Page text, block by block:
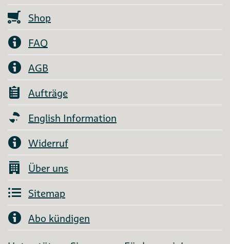
Shop
FAQ
AGB
Aufträge
English Information
Widerruf
Über uns
Sitemap
Abo kündigen